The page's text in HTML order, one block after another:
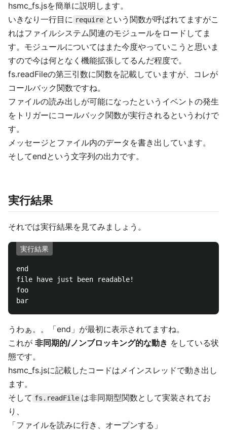
hsmc_fs.jsを簡単に説明します。
いきなり一行目に require という関数が呼ばれてますがこ
れはファイルシステム関連のモジュールをロードしてま
す。モジュールについてはまた今度やっていこうと思いま
すので今は何となく機能拡張してるんだ程度で。
fs.readFileの第三引数に関数を記載していますが、コレが
コールバック関数ですね。
ファイルの読み出しが可能になったというイベントの発生
をトリガーにコールバック関数が実行されるというわけで
す。
メッセージとファイル内のデータを書き出しています。
そしてendという文字列の出力です。
実行結果
それでは実行結果を見てみましょう。
実行結果
end
file have just been readable!
foo
うわぁ。。「end」が最初に表示されてますね。
これが 非同期的/ノンブロッキング的な動き をしている状
態です。
hsmc_fs.jsに記載したコードはメインスレッドで動き出し
ます。
そして fs.readFile は非同期型関数として実装されてお
り、
「ファイルを読みに行き、オープンする」